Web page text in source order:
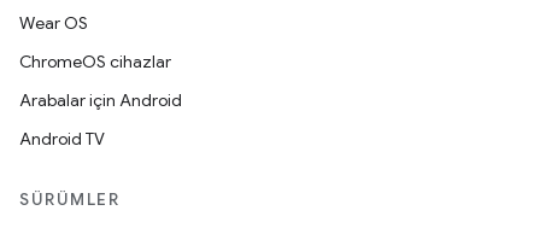
Wear OS
ChromeOS cihazlar
Arabalar için Android
Android TV
SÜRÜMLER